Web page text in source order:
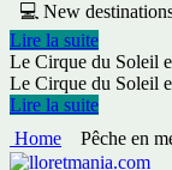
💻 New
Lire la suite
Le Cirque du Soleil
Le Cirque du Soleil
Lire la suite
Home Pêche en